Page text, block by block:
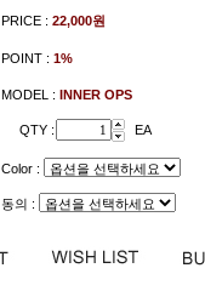
PRICE : 22,000원
POINT : 1%
MODEL : INNER OPS
QTY : EA
Color :
동의 :